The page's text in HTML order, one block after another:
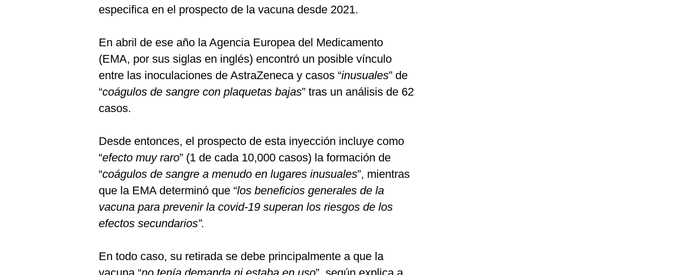
especifica en el prospecto de la vacuna desde 2021.
En abril de ese año la Agencia Europea del Medicamento
(EMA, por sus siglas en inglés) encontró un posible vínculo
entre las inoculaciones de AstraZeneca y casos “inusuales” de
“coágulos de sangre con plaquetas bajas” tras un análisis de 62
casos.
Desde entonces, el prospecto de esta inyección incluye como
“efecto muy raro” (1 de cada 10,000 casos) la formación de
“coágulos de sangre a menudo en lugares inusuales”, mientras
que la EMA determinó que “los beneficios generales de la
vacuna para prevenir la covid-19 superan los riesgos de los
efectos secundarios”.
En todo caso, su retirada se debe principalmente a que la